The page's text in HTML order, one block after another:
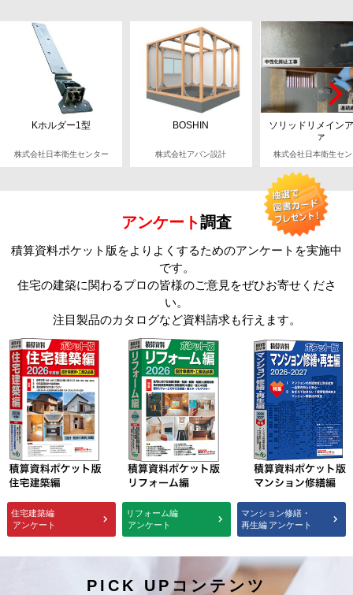
Kホルダー1型
株式会社日本衛生センター
BOSHIN
株式会社アバン設計
ソリッドリメイン
ァ
株式会社日本衛生セ
アンケート調査
積算資料ポケット版をよりよくするためのアンケートを実施中
です。
住宅の建築に関わるプロの皆様のご意見をぜひお寄せくださ
い。
注目製品のカタログなど資料請求も行えます。
住宅建築編
アンケート
リフォーム編
アンケート
マンション修繕・
再生編 アンケート
PICK UPコンテンツ